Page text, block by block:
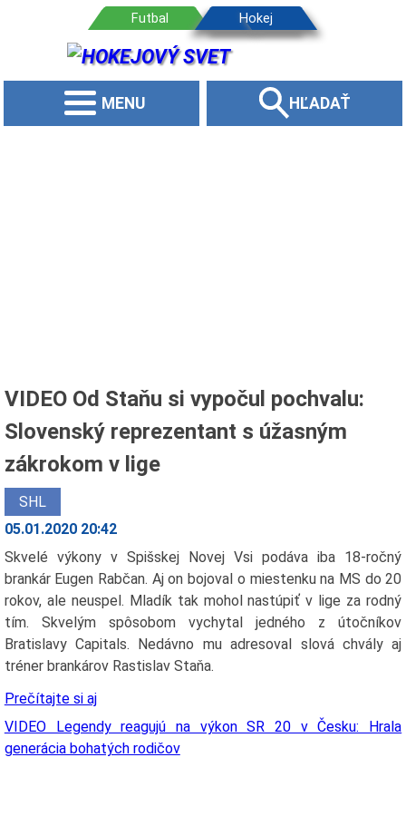
MENU HĽADAŤ
VIDEO Od Staňu si vypočul pochvalu:
Slovenský reprezentant s úžasným
zákrokom v lige
SHL
05.01.2020 20:42
Skvelé výkony v Spišskej Novej Vsi podáva iba 18-ročný
brankár Eugen Rabčan. Aj on bojoval o miestenku na MS do 20
rokov, ale neuspel. Mladík tak mohol nastúpiť v lige za rodný
tím. Skvelým spôsobom vychytal jedného z útočníkov
Bratislavy Capitals. Nedávno mu adresoval slová chvály aj
tréner brankárov Rastislav Staňa.
Prečítajte si aj
VIDEO Legendy reagujú na výkon SR 20 v Česku: Hrala
generácia bohatých rodičov